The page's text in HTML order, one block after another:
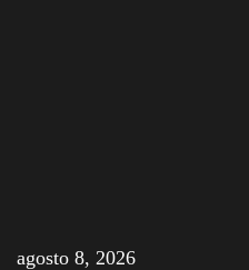
agosto 8, 2026